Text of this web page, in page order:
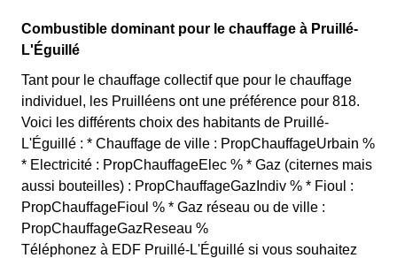
Combustible dominant pour le chauffage à Pruillé-
L'Éguillé
Tant pour le chauffage collectif que pour le chauffage
individuel, les Pruilléens ont une préférence pour 818.
Voici les différents choix des habitants de Pruillé-
L'Éguillé : * Chauffage de ville : PropChauffageUrbain %
* Electricité : PropChauffageElec % * Gaz (citernes mais
aussi bouteilles) : PropChauffageGazIndiv % * Fioul :
PropChauffageFioul % * Gaz réseau ou de ville :
PropChauffageGazReseau %
Téléphonez à EDF Pruillé-L'Éguillé si vous souhaitez